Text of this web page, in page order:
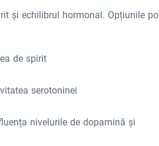
și echilibrul hormonal. Opțiunile
de spirit
serotoninei
nivelurile de dopamină și